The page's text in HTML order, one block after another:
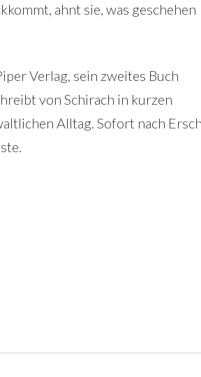
ahnt sie, was geschehen
Verlag, sein zweites Buch
von Schirach in kurzen
Alltag. Sofort nach